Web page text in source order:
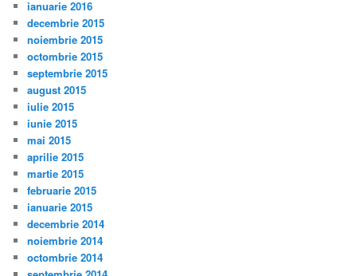
ianuarie 2016
decembrie 2015
noiembrie 2015
octombrie 2015
septembrie 2015
august 2015
iulie 2015
iunie 2015
mai 2015
aprilie 2015
martie 2015
februarie 2015
ianuarie 2015
decembrie 2014
noiembrie 2014
octombrie 2014